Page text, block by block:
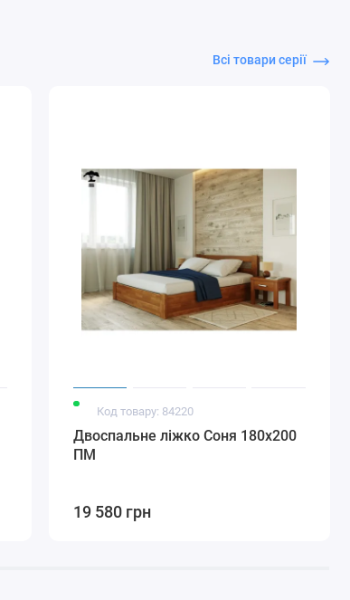
Всі товари серії
Код товару: 84220
Двоспальне ліжко Соня 180х200
ПМ
19 580 грн